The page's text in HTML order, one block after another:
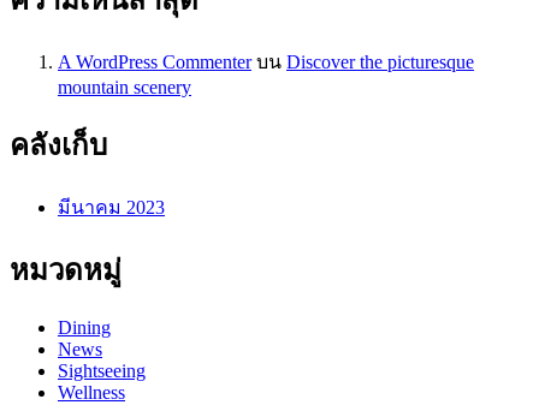
A WordPress Commenterบน Discover the picturesque
mountain scenery
คลังเก็บ
มีนาคม 2023
หมวดหมู่
Dining
News
Sightseeing
Wellness